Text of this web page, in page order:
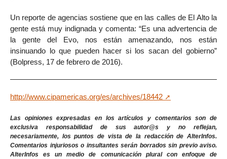
Un reporte de agencias sostiene que en las calles de El Alto la
gente está muy indignada y comenta: “Es una advertencia de
la gente del Evo, nos están amenazando, nos están
insinuando lo que pueden hacer si los sacan del gobierno”
(Bolpress, 17 de febrero de 2016).
http://www.cipamericas.org/es/archives/18442
Las opiniones expresadas en los artículos y comentarios son de
exclusiva responsabilidad de sus autor@s y no reflejan,
necesariamente, los puntos de vista de la redacción de AlterInfos.
Comentarios injuriosos o insultantes serán borrados sin previo aviso.
AlterInfos es un medio de comunicación plural con enfoque de